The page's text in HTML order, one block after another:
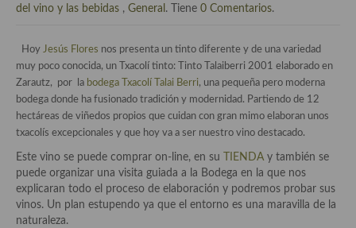
Tiendas especiales
Especias, hierbas, condimentos, espesantes y aditivos
Historia de la gastronomía, platos celebres, cocineros, críticos,
historias culinarias y otras cosas
Origen y evolución de la comida
Protocolo y buenas maneras.
Ocio – restaurantes, bares, tabernas
del vino y las bebidas , General . Tiene 0 Comentarios.
Hoy Jesús Flores nos presenta un tinto diferente y de una variedad
muy poco conocida, un Txacolí tinto: Tinto Talaiberri 2001 elaborado en
Zarautz, por la bodega Txacolí Talai Berri, una pequeña pero moderna
bodega donde ha fusionado tradición y modernidad. Partiendo de 12
hectáreas de viñedos propios que cuidan con gran mimo elaboran unos
txacolís excepcionales y que hoy va a ser nuestro vino destacado.
Este vino se puede comprar on-line, en su TIENDAy también se
puede organizar una visita guiada a la Bodega en la que nos
explicaran todo el proceso de elaboración y podremos probar sus
vinos. Un plan estupendo ya que el entorno es una maravilla de la
naturaleza.